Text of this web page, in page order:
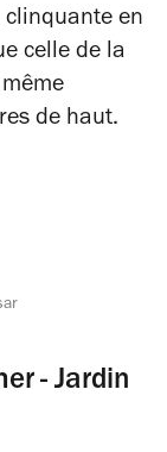
clinquante en
celle de la
de haut.
- Jardin